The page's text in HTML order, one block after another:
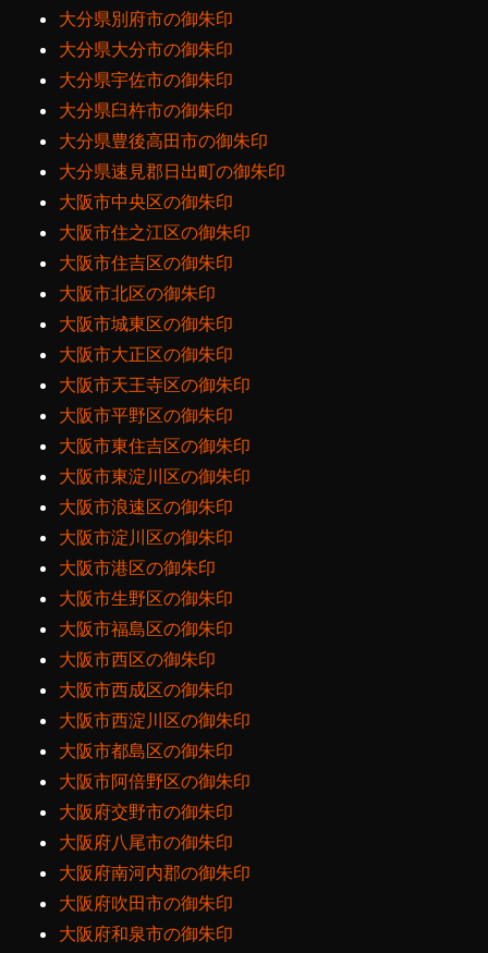
大分県別府市の御朱印
大分県大分市の御朱印
大分県宇佐市の御朱印
大分県臼杵市の御朱印
大分県豊後高田市の御朱印
大分県速見郡日出町の御朱印
大阪市中央区の御朱印
大阪市住之江区の御朱印
大阪市住吉区の御朱印
大阪市北区の御朱印
大阪市城東区の御朱印
大阪市大正区の御朱印
大阪市天王寺区の御朱印
大阪市平野区の御朱印
大阪市東住吉区の御朱印
大阪市東淀川区の御朱印
大阪市浪速区の御朱印
大阪市淀川区の御朱印
大阪市港区の御朱印
大阪市生野区の御朱印
大阪市福島区の御朱印
大阪市西区の御朱印
大阪市西成区の御朱印
大阪市西淀川区の御朱印
大阪市都島区の御朱印
大阪市阿倍野区の御朱印
大阪府交野市の御朱印
大阪府八尾市の御朱印
大阪府南河内郡の御朱印
大阪府吹田市の御朱印
大阪府和泉市の御朱印